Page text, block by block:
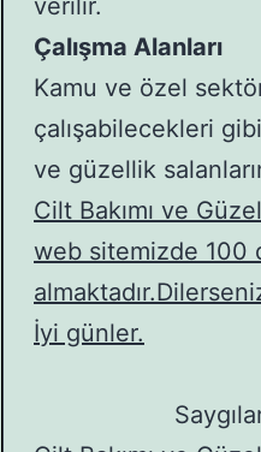
verilir.
Çalışma Alanları
Kamu ve özel
çalışabilecekleri
ve güzellik
Cilt Bakımı ve
web sitemizde 100
İyi günler.